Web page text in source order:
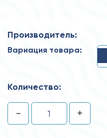
Производитель:
Вариация товара:
Количество:
- +